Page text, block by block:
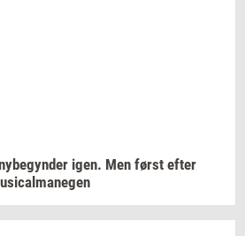
igen. Men først efter